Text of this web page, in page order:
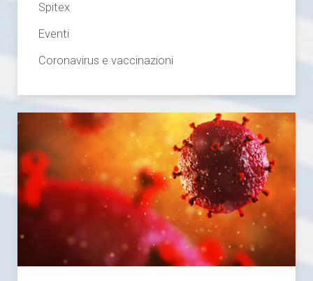
Spitex
Eventi
Coronavirus e vaccinazioni